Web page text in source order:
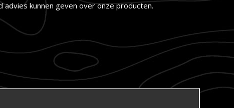
kunnen geven over onze producten.